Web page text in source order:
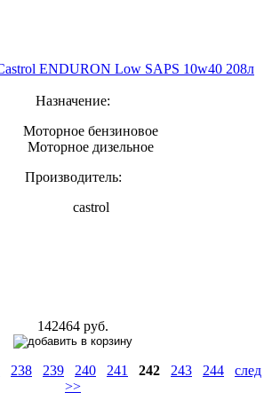
ENDURON Low SAPS 10w40 208л
Назначение:
Моторное бензиновое
Моторное дизельное
Производитель:
castrol
142464 руб.
238 239 240 241 242 243 244
след
>>